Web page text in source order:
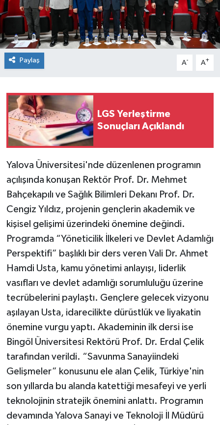
Paylaş A- A+
LGS Yerleştirme
Sonuçları Açıklandı
Yalova Üniversitesi'nde düzenlenen programın
açılışında konuşan Rektör Prof. Dr. Mehmet
Bahçekapılı ve Sağlık Bilimleri Dekanı Prof. Dr.
Cengiz Yıldız, projenin gençlerin akademik ve
kişisel gelişimi üzerindeki önemine değindi.
Programda “Yöneticilik İlkeleri ve Devlet Adamlığı
Perspektifi” başlıklı bir ders veren Vali Dr. Ahmet
Hamdi Usta, kamu yönetimi anlayışı, liderlik
vasıfları ve devlet adamlığı sorumluluğu üzerine
tecrübelerini paylaştı. Gençlere gelecek vizyonu
aşılayan Usta, idarecilikte dürüstlük ve liyakatin
önemine vurgu yaptı. Akademinin ilk dersi ise
Bingöl Üniversitesi Rektörü Prof. Dr. Erdal Çelik
tarafından verildi. “Savunma Sanayiindeki
Gelişmeler” konusunu ele alan Çelik, Türkiye'nin
son yıllarda bu alanda katettiği mesafeyi ve yerli
teknolojinin stratejik önemini anlattı. Programın
devamında Yalova Sanayi ve Teknoloji İl Müdürü